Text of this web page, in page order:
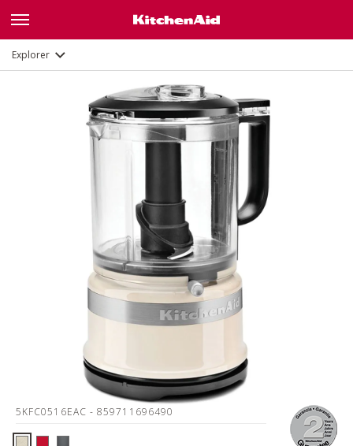
Explorer
5KFC0516EAC - 859711696490